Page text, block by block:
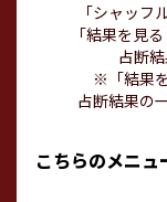
「シャッ
「結果を見
占断
※「結果
占断結果の
こちらのメニ